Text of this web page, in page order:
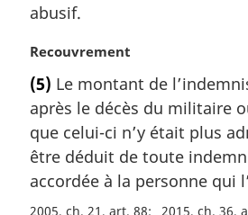
abusif.
N
t
e
m
a
g
i
Recouvrement
(5) Le montant de
après le décès du militaire
que celui-ci n’y était plus
être déduit de toute
accordée à la personne qui
2005, ch. 21, art. 88 2015, ch. 36,